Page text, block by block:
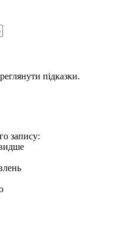
підказки.
запису: